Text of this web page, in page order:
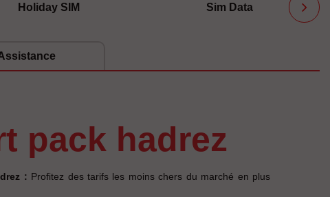
Holiday SIM Sim Data
pack hadrez
: Profitez des tarifs les moins chers du marché en plus